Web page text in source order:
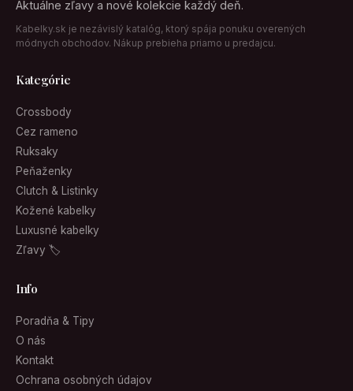
Aktuálne zľavy a nové kolekcie každý deň.
Kabelky.sk je nezávislý katalóg, ktorý spája ponuku overených
módnych obchodov. Nákup prebieha priamo u predajcu.
Kategórie
Crossbody
Cez rameno
Ruksaky
Peňaženky
Clutch & Listinky
Kožené kabelky
Luxusné kabelky
Zľavy 🏷
Info
Poradňa & Tipy
O nás
Kontakt
Ochrana osobných údajov